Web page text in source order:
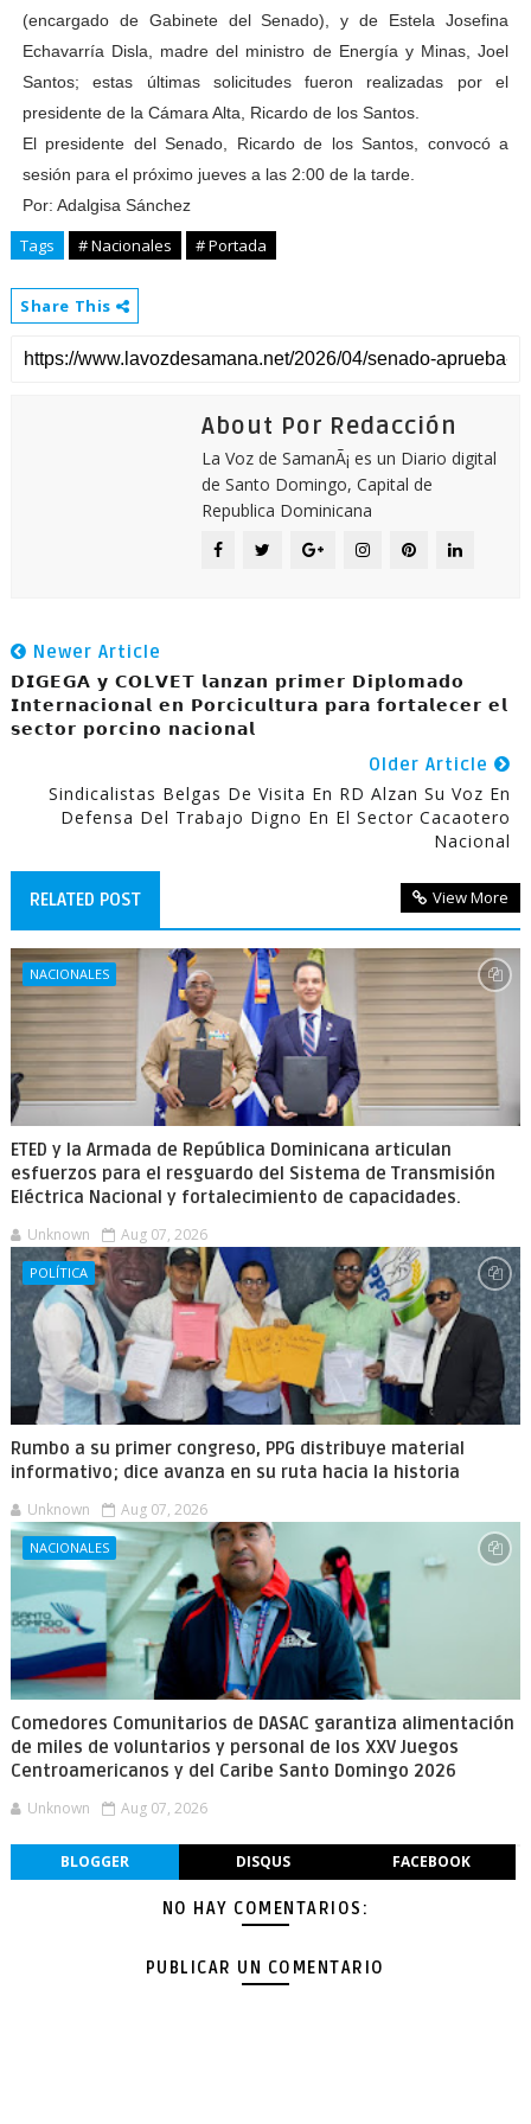
(encargado de Gabinete del Senado), y de Estela Josefina
Echavarría Disla, madre del ministro de Energía y Minas, Joel
Santos; estas últimas solicitudes fueron realizadas por el
presidente de la Cámara Alta, Ricardo de los Santos.
El presidente del Senado, Ricardo de los Santos, convocó a
sesión para el próximo jueves a las 2:00 de la tarde.
Por: Adalgisa Sánchez
Tags # Nacionales # Portada
Share This
About Por Redacción
La Voz de SamanÃ¡ es un Diario digital
de Santo Domingo, Capital de
Republica Dominicana
Newer Article
𝗗𝗜𝗚𝗘𝗚𝗔 𝘆 𝗖𝗢𝗟𝗩𝗘𝗧 𝗹𝗮𝗻𝘇𝗮𝗻 𝗽𝗿𝗶𝗺𝗲𝗿 𝗗𝗶𝗽𝗹𝗼𝗺𝗮𝗱𝗼
𝗜𝗻𝘁𝗲𝗿𝗻𝗮𝗰𝗶𝗼𝗻𝗮𝗹 𝗲𝗻 𝗣𝗼𝗿𝗰𝗶𝗰𝘂𝗹𝘁𝘂𝗿𝗮 𝗽𝗮𝗿𝗮 𝗳𝗼𝗿𝘁𝗮𝗹𝗲𝗰𝗲𝗿 𝗲𝗹
𝘀𝗲𝗰𝘁𝗼𝗿 𝗽𝗼𝗿𝗰𝗶𝗻𝗼 𝗻𝗮𝗰𝗶𝗼𝗻𝗮𝗹
Older Article
Sindicalistas Belgas De Visita En RD Alzan Su Voz En
Defensa Del Trabajo Digno En El Sector Cacaotero
Nacional
RELATED POST View More
NACIONALES
ETED y la Armada de República Dominicana articulan
esfuerzos para el resguardo del Sistema de Transmisión
Eléctrica Nacional y fortalecimiento de capacidades.
Unknown Aug 07, 2026
POLÍTICA
Rumbo a su primer congreso, PPG distribuye material
informativo; dice avanza en su ruta hacia la historia
Unknown Aug 07, 2026
NACIONALES
Comedores Comunitarios de DASAC garantiza alimentación
de miles de voluntarios y personal de los XXV Juegos
Centroamericanos y del Caribe Santo Domingo 2026
Unknown Aug 07, 2026
BLOGGER DISQUS FACEBOOK
NO HAY COMENTARIOS:
PUBLICAR UN COMENTARIO